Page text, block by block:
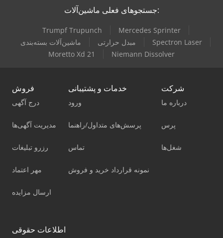
جستجوهای فعلی ماشین‌آلات:
Trumpf Trupunch
Mercedes Sprinter
ماشین‌آلات بسته‌بندی
مبدل حرارتی
Spectron Laser
Moretto Xd 21
Niemann Dissolver
فروش
درج آگهی
مدیریت آگهی‌ها
رزرو تبلیغات
مهر اعتماد
ارسال مزایده
خدمات و پشتیبانی
ورود
پرسش‌های متداول/راهنما
تماس
نمونه قرارداد خرید و فروش
شرکت
درباره ما
پرس
شغل‌ها
اطلاعات حقوقی